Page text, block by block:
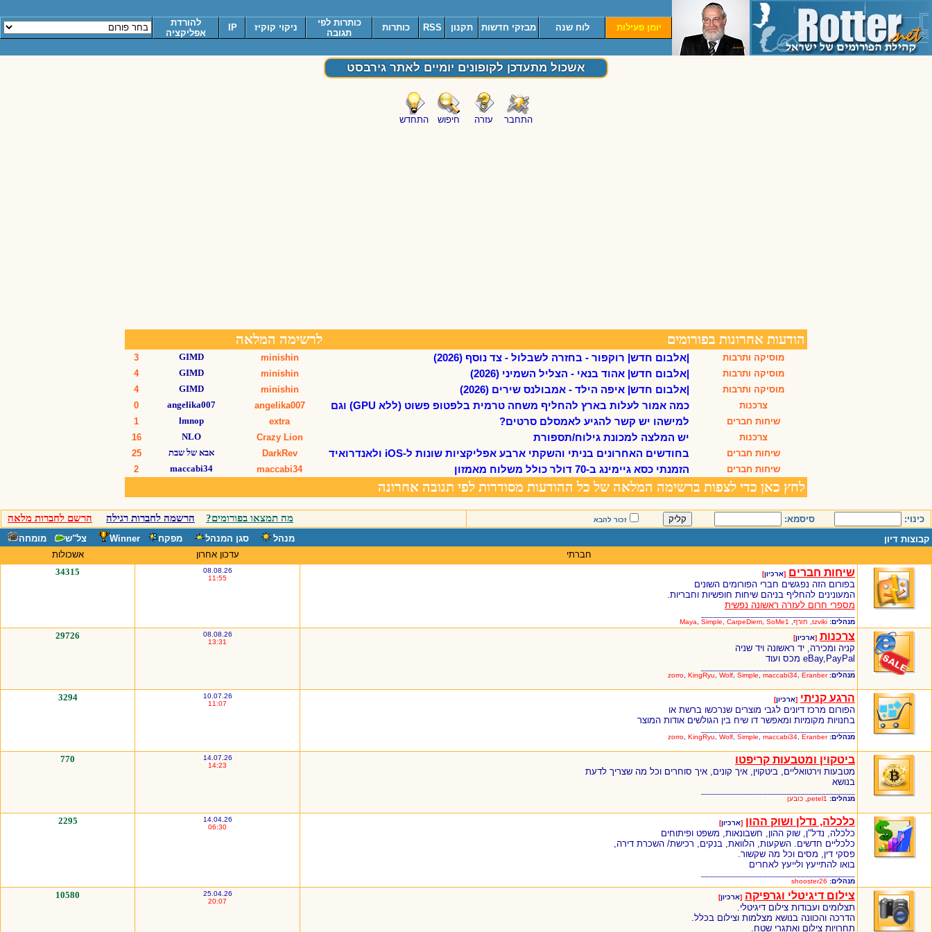
יומן פעילות לוח שנה מבזקי חדשות תקנון RSS כותרות
כותרות לפי
תגובה
ניקוי קוקיז IP
להורדת
אפליקציה
אשכול מתעדכן לקופונים יומיים לאתר גירבסט
התחבר עזרה חיפוש התחדש
כינוי: סיסמא: זכור להבא מה תמצאו בפורומים? הרשמה לחברות רגילה הרשם לחברות מלאה
קבוצות דיון מנהל סגן המנהל מפקח Winner צל"ש
מומחה
חברתי
עדכון אחרון אשכולות
שיחות חברים [ארכיון]
בפורום הזה נפגשים חברי הפורומים השונים
המעונינים להחליף בניהם שיחות חופשיות וחבריות.
מספרי חרום לעזרה ראשונה נפשית
מנהלים: tzviki חורף Maya Simple CarpeDiem SoMe1
08.08.26
11:55
34315
צרכנות [ארכיון]
קניה ומכירה, יד ראשונה ויד שניה
eBay,PayPal מכס ועוד
מנהלים:
zorro KingRyu Wolf Simple maccabi34 Eranber
08.08.26
13:31
29726
הרגע קניתי [ארכיון]
הפורום מרכז דיונים לגבי מוצרים שנרכשו ברשת או
בחנויות מקומיות ומאפשר דו שיח בין הגולשים אודות המוצר
מנהלים:
zorro KingRyu Wolf Simple maccabi34 Eranber
10.07.26
11:07
3294
ביטקוין ומטבעות קריפטו
מטבעות וירטואליים, ביטקוין, איך קונים, איך סוחרים וכל מה שצריך לדעת
בנושא
מנהלים: petel1 כובען
14.07.26
14:23
770
כלכלה, נדלן ושוק ההון [ארכיון]
כלכלה, נדל"ן, שוק ההון, חשבונאות, משפט ופיתוחים
כלכליים חדשים. השקעות, הלוואת, בנקים, רכישת/ השכרת דירה,
פסקי דין, מסים וכל מה שקשור.
בואו להתייעץ ולייעץ לאחרים
מנהלים: shooster26
14.04.26
06:30
2295
צילום דיגיטלי וגרפיקה [ארכיון]
תצלומים ועבודות צילום דיגיטלי.
הדרכה והכוונה בנושא מצלמות וצילום בכלל.
תחרויות צילום ואתגרי שטח.
25.04.26
20:07
10580